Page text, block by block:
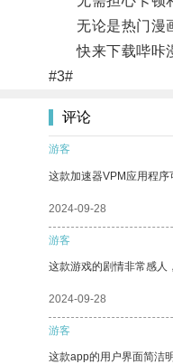
无论是热门漫画
快来下载哔咔漫
#3#
评论
游客
这款加速器VPM应用程序
2024-09-28
游客
这款游戏的剧情非常感人
2024-09-28
游客
这款app的用户界面简洁